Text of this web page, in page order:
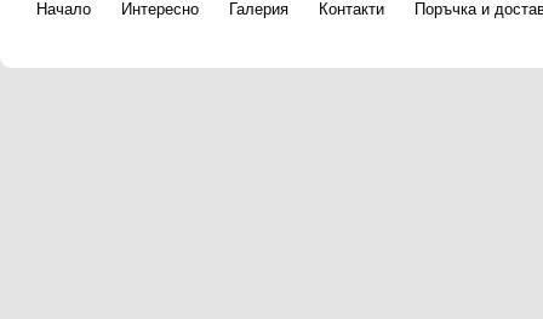
Начало Интересно Галерия Контакти Поръчка и